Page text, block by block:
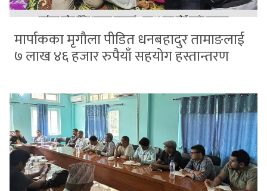
मार्पाकका मृगौला पीडित धनबहादुर तामाङलाई
७ लाख ४६ हजार रुपैयाँ सहयोग हस्तान्तरण